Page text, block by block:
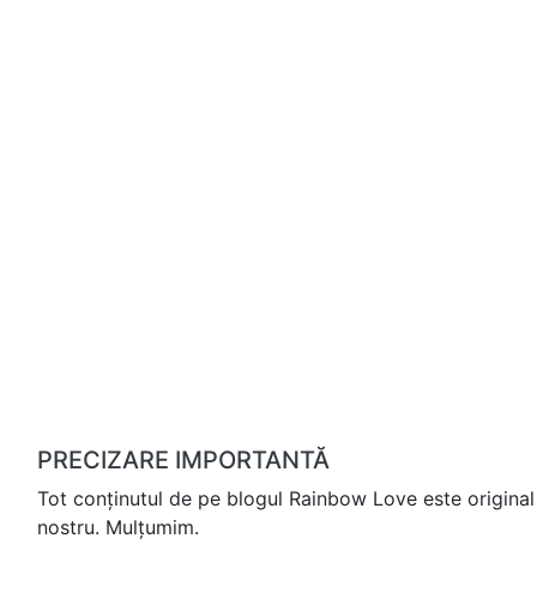
PRECIZARE IMPORTANTĂ
Tot conținutul de pe blogul Rainbow Love este
nostru. Mulțumim.